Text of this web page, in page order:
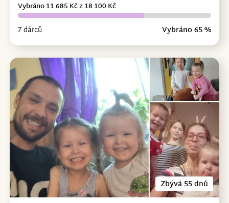
7 dárců Vybráno 65 %
Vybráno 11 685 Kč z 18 100 Kč
Zbývá 55 dnů